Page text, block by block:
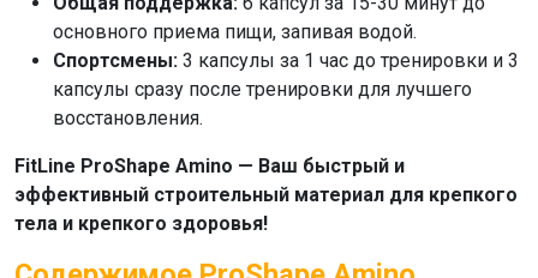
основного приема пищи, запивая водой.
Спортсмены: 3 капсулы за 1 час до тренировки и 3
капсулы сразу после тренировки для лучшего
восстановления.
FitLine ProShape Amino — Ваш быстрый и
эффективный строительный материал для крепкого
тела и крепкого здоровья!